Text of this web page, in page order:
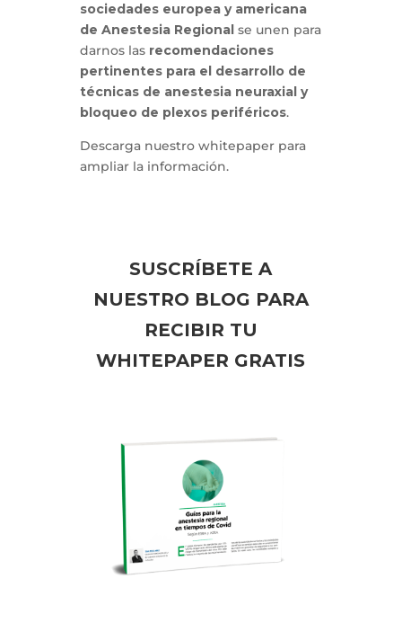
sociedades europea y americana
de Anestesia Regionalse unen para
darnos lasrecomendaciones
pertinentes para el desarrollo de
técnicas de anestesia neuraxial y
bloqueo de plexos periféricos.
Descarga nuestro whitepaper para
ampliar la información.
SUSCRÍBETE A
NUESTRO BLOG PARA
RECIBIR TU
WHITEPAPER GRATIS